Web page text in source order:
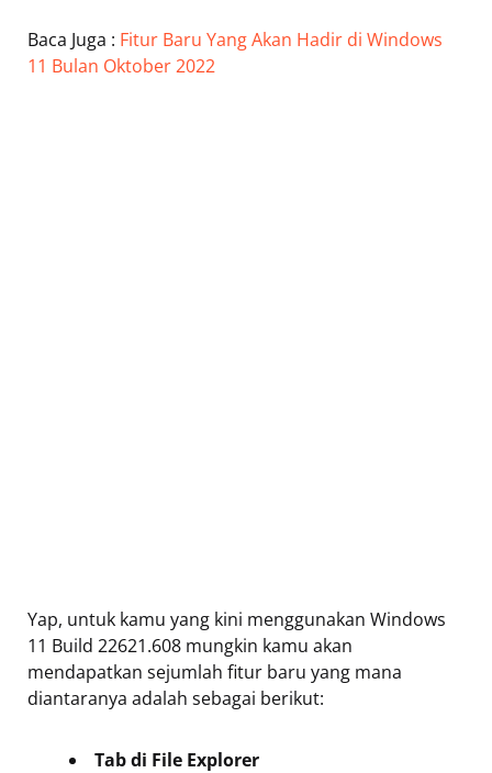
Baca Juga : Fitur Baru Yang Akan Hadir di Windows
11 Bulan Oktober 2022
Yap, untuk kamu yang kini menggunakan Windows
11 Build 22621.608 mungkin kamu akan
mendapatkan sejumlah fitur baru yang mana
diantaranya adalah sebagai berikut:
Tab di File Explorer